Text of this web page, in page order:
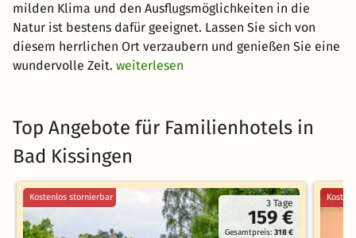
milden Klima und den Ausflugsmöglichkeiten in die
Natur ist bestens dafür geeignet. Lassen Sie sich von
diesem herrlichen Ort verzaubern und genießen Sie eine
wundervolle Zeit. weiterlesen
Top Angebote für Familienhotels in
Bad Kissingen
3 Tage
159 €
Gesamtpreis:318 €
Kostenlos stornierbar